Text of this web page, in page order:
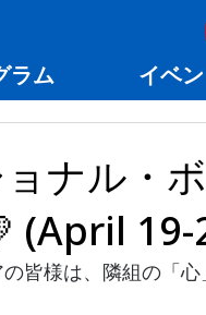
ラム イベ
ナル・
(April
皆様は、隣組の「